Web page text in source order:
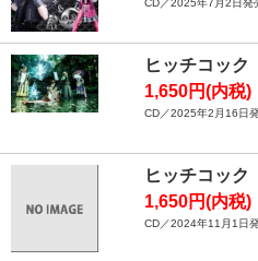
CD／2025年7月2日発
ヒッチコック
1,650円(内税)
CD／2025年2月16日
ヒッチコック
1,650円(内税)
CD／2024年11月1日